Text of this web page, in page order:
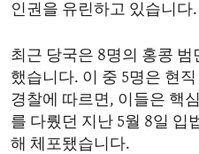
EUROPE
MIDDLE EAST
AID AND DEVELOPMENT
DEMOCRACY AND
ECONOMY AND TRADE
ENVIRONMENT AND HEALTH
IDEALS AND INSTITUTIONS
인권을 유린하고 있습니다.
최근 당국은 8명의 홍콩
했습니다. 이 중 5명은 현
경찰에 따르면, 이들은 핵
를 다뤘던 지난 5월 8일 입
해 체포됐습니다.